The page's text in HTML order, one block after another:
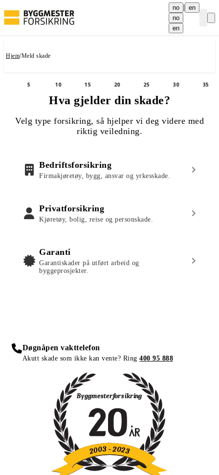
no | en
no
en
Hjem/Meld skade
5 10 15 20 25 30 35
Hva gjelder din skade?
Velg type forsikring, så hjelper vi deg videre med
riktig veiledning.
Bedriftsforsikring
Firmakjøretøy, bygg, ansvar og yrkesskade.
Privatforsikring
Kjøretøy, bolig, reise og personskade.
Garanti
Garantiskader på utført arbeid og
byggeprosjekter.
Døgnåpen vakttelefon
Akutt skade som ikke kan vente? Ring 400 95 888